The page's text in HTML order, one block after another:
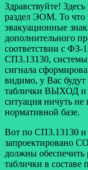
Здравствуйте!
раздел ЭОМ. То что
эвакуационные
дополнительного
соответствии с ФЗ-
СП3.13130,
сигнала
видимо, у Вас
таблички ВЫХОД и
ситуация ничуть
нормативной базе.
Вот по СП3.13130
запроектировано
должны обеспечить
таблички в